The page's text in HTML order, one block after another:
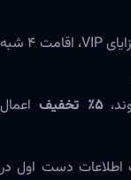
، شامل تمام مزایای VIP، اقامت ۴ شبه
۵٪ تخفیف
اعمال
اطلاعات دست اول در